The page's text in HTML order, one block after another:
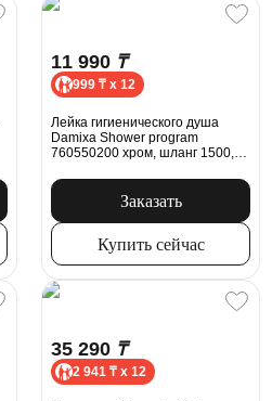
11 990 ₸
999 ₸ x 12
Лейка гигиенического душа
Damixa Shower program
760550200 хром, шланг 1500,
Заказать
Купить сейчас
35 290 ₸
2 941 ₸ x 12